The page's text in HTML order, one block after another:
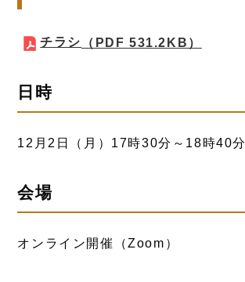
チラシ （PDF 531.2KB）
日時
12月2日（月）17時30分～18時40分
会場
オンライン開催（Zoom）